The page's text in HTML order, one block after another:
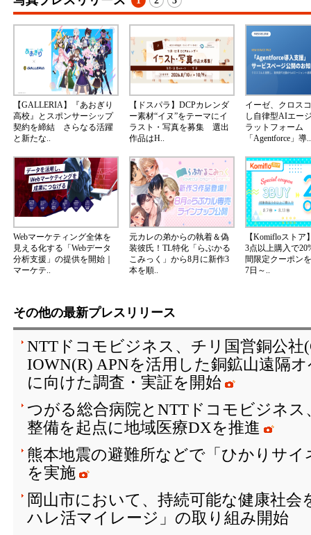
【GALLERIA】『あおぎり
高校』とスポンサーシップ
契約を締結 さらなる活躍
と新たな..
【ドスパラ】DCPカレンダ
ー素材“イヌ”をテーマにイ
ラスト・写真を募集 選出
作品はH..
イーゼ、クロス
し自律型AIエー
ラットフォーム
「Agentforce」導..
Webマーケティング全体を
見える化する「Webデータ
分析支援」の提供を開始｜
マーケテ..
元カレの弟からの執着＆偽
装彼氏！TL特化「らぶかる
こみっく」から8月に新作3
本を順..
【Komifloストア
3点以上購入で
間限定クーポン
7日～..
その他の最新プレスリリース
NTTドコモビジネス、チリ国営銅公社
IOWN(R) APNを活用した銅鉱山遠隔
に向けた調査・実証を開始
つがる総合病院とNTTドコモビジネ
整備を起点に地域医療DXを推進
熊本地震の避難所などで「ひかりサ
を実施
岡山市において、持続可能な健康社
ハレ活マイレージ」の取り組み開始